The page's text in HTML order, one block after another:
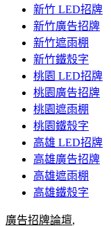
新竹 LED招牌
新竹廣告招牌
新竹遮雨棚
新竹鐵殼字
桃園 LED招牌
桃園廣告招牌
桃園遮雨棚
桃園鐵殼字
高雄 LED招牌
高雄廣告招牌
高雄遮雨棚
高雄鐵殼字
廣告招牌論壇,